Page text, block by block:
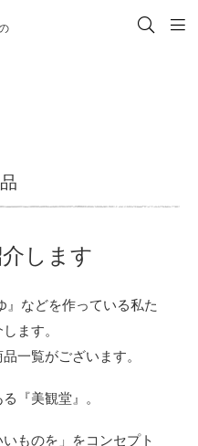
介します
』などを作っている私た
ます。
一覧がございます。
『美観堂』。
ものを」をコンセプト